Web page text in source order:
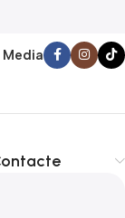
Media